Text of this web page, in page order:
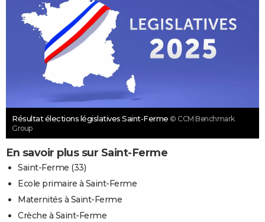
Résultat élections législatives Saint-Ferme © CCM Benchmark
Group
En savoir plus sur Saint-Ferme
Saint-Ferme (33)
Ecole primaire à Saint-Ferme
Maternités à Saint-Ferme
Crèche à Saint-Ferme